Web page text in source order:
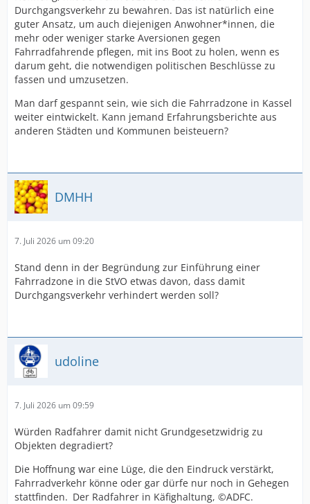
Durchgangsverkehr zu bewahren. Das ist natürlich eine
guter Ansatz, um auch diejenigen Anwohner*innen, die
mehr oder weniger starke Aversionen gegen
Fahrradfahrende pflegen, mit ins Boot zu holen, wenn es
darum geht, die notwendigen politischen Beschlüsse zu
fassen und umzusetzen.
Man darf gespannt sein, wie sich die Fahrradzone in Kassel
weiter eintwickelt. Kann jemand Erfahrungsberichte aus
anderen Städten und Kommunen beisteuern?
DMHH
7. Juli 2026 um 09:20
Stand denn in der Begründung zur Einführung einer
Fahrradzone in die StVO etwas davon, dass damit
Durchgangsverkehr verhindert werden soll?
udoline
7. Juli 2026 um 09:59
Würden Radfahrer damit nicht Grundgesetzwidrig zu
Objekten degradiert?
Die Hoffnung war eine Lüge, die den Eindruck verstärkt,
Fahrradverkehr könne oder gar dürfe nur noch in Gehegen
stattfinden. Der Radfahrer in Käfighaltung, ©ADFC.